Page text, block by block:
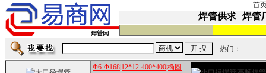
首
焊管供求- 焊管
热门：
Φ6-Φ168|12*12-400*400|椭圆